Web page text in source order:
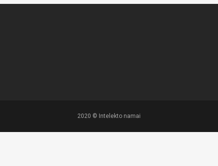
2020 © Intelekto namai